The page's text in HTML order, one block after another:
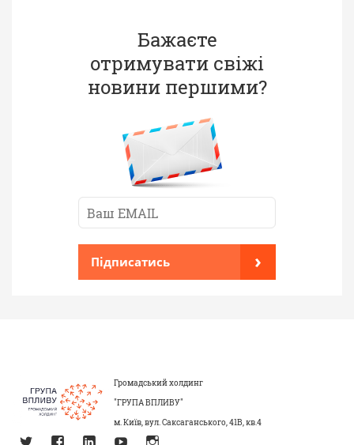
Бажаєте
отримувати свіжі
новини першими?
Підписатись ›
Громадський холдинг
"ГРУПА ВПЛИВУ"
м. Київ, вул. Саксаганського, 41В, кв.4